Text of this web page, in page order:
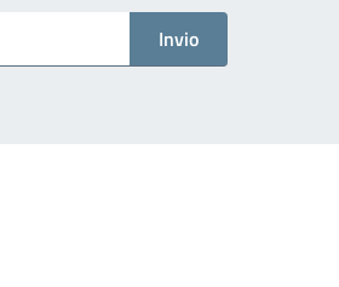
Invio